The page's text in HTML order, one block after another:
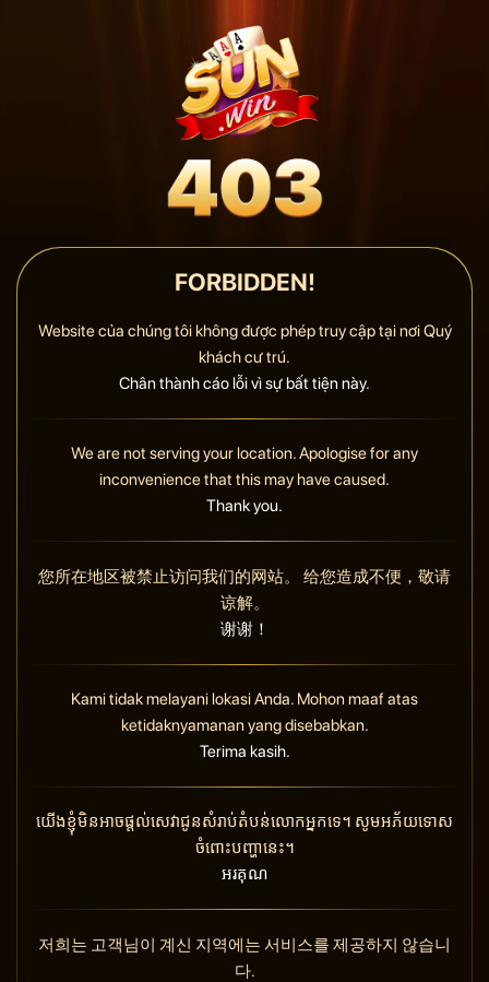
FORBIDDEN!
Website của chúng tôi không được phép truy cập tại nơi Quý
khách cư trú.
Chân thành cáo lỗi vì sự bất tiện này.
We are not serving your location. Apologise for any
inconvenience that this may have caused.
Thank you.
您所在地区被禁止访问我们的网站。 给您造成不便，敬请
谅解。
谢谢！
Kami tidak melayani lokasi Anda. Mohon maaf atas
ketidaknyamanan yang disebabkan.
Terima kasih.
យើងខ្ញុំមិនអាចផ្តល់សេវាជូនសំរាប់តំបន់លោកអ្នកទេ។ សូមអភ័យទោស
ចំពោះបញ្ហានេះ។
អរគុណ
저희는 고객님이 계신 지역에는 서비스를 제공하지 않습니
다.